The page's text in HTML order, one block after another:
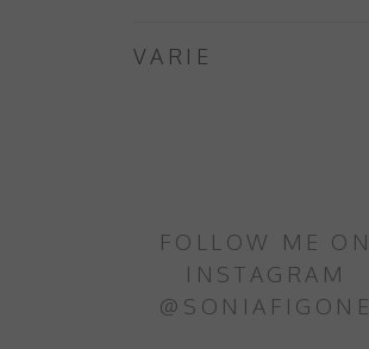
VARIE
FOLLOW ME ON
INSTAGRAM
@SONIAFIGONE